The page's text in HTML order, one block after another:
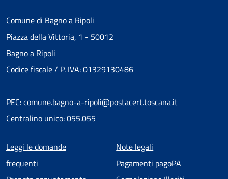
Comune di Bagno a Ripoli
Piazza della Vittoria, 1 - 50012
Bagno a Ripoli
Codice fiscale / P. IVA: 01329130486
PEC: comune.bagno-a-ripoli@postacert.toscana.it
Centralino unico: 055.055
Menu piè di pagina
Leggi le domande
frequenti
Note legali
Pagamenti pagoPA